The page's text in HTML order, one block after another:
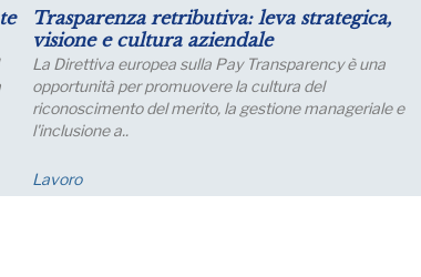
Luglio: migliorano le aspettative sulla
produzione
Le aspettative delle grandi imprese industriali migliorano
a luglio, con un aumento della quota di imprese che
prevede una crescita della produzione; nei..
Economia